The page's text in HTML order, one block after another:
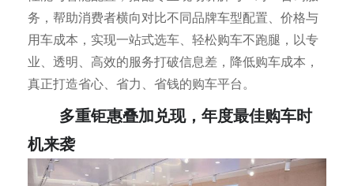
务，帮助消费者横向对比不同品牌车型配置、价格与
用车成本，实现一站式选车、轻松购车不跑腿，以专
业、透明、高效的服务打破信息差，降低购车成本，
真正打造省心、省力、省钱的购车平台。
多重钜惠叠加兑现，年度最佳购车时
机来袭